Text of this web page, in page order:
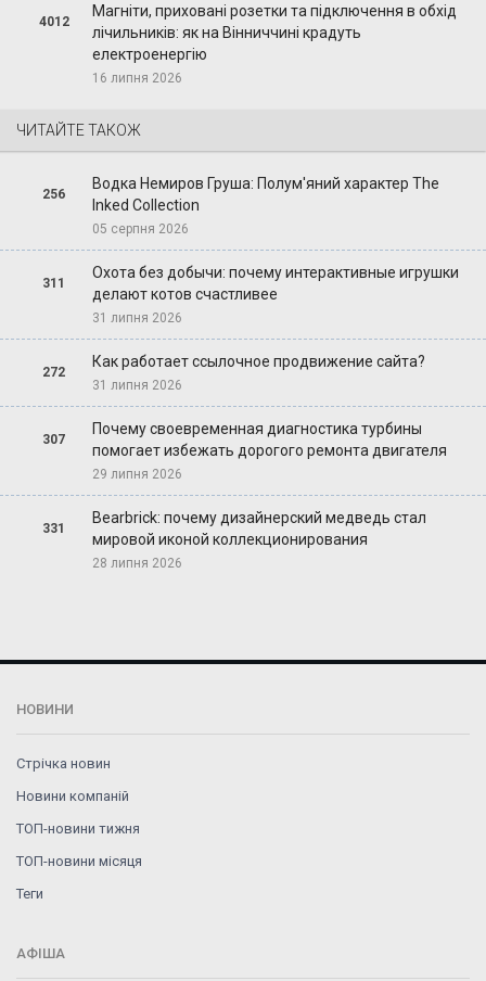
4012
Магніти, приховані розетки та підключення в обхід
лічильників: як на Вінниччині крадуть
електроенергію
16 липня 2026
ЧИТАЙТЕ ТАКОЖ
256
Водка Немиров Груша: Полум'яний характер The
Inked Collection
05 серпня 2026
311
Охота без добычи: почему интерактивные игрушки
делают котов счастливее
31 липня 2026
272
Как работает ссылочное продвижение сайта?
31 липня 2026
307
Почему своевременная диагностика турбины
помогает избежать дорогого ремонта двигателя
29 липня 2026
331
Bearbrick: почему дизайнерский медведь стал
мировой иконой коллекционирования
28 липня 2026
НОВИНИ
Стрічка новин
Новини компаній
ТОП-новини тижня
ТОП-новини місяця
Теги
АФІША